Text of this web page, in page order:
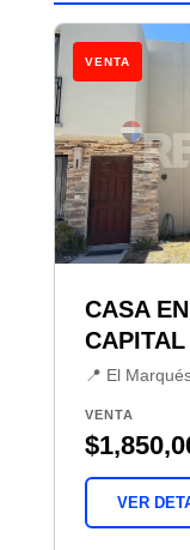
VENTA
CASA
CAPITAL
📍 El
VENTA
VER